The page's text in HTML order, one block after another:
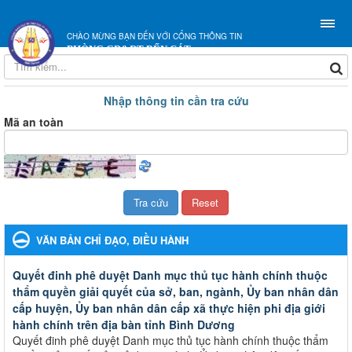
CHÀO MỪNG BẠN ĐẾN VỚI CỔNG THÔNG TIN
PHÒNG GD&ĐT BẾN CÁT
Nhập thông tin cần tra cứu
Mã an toàn
VĂN BẢN CHỈ ĐẠO, ĐIỀU HÀNH
Quyết đinh phê duyệt Danh mục thủ tục hành chính thuộc
thẩm quyền giải quyết của sở, ban, ngành, Ủy ban nhân dân
cấp huyện, Ủy ban nhân dân cấp xã thực hiện phi địa giới
hành chính trên địa bàn tỉnh Bình Dương
Quyết đinh phê duyệt Danh mục thủ tục hành chính thuộc thẩm